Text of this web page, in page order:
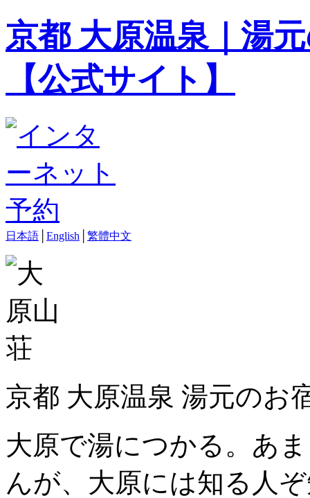
京都 大原温泉｜湯
【公式サイト】
日本語 English 繁體中文
京都 大原温泉 湯元の
大原で湯につかる。あ
んが、大原には知る人